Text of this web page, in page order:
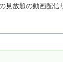
見放題の動画配信